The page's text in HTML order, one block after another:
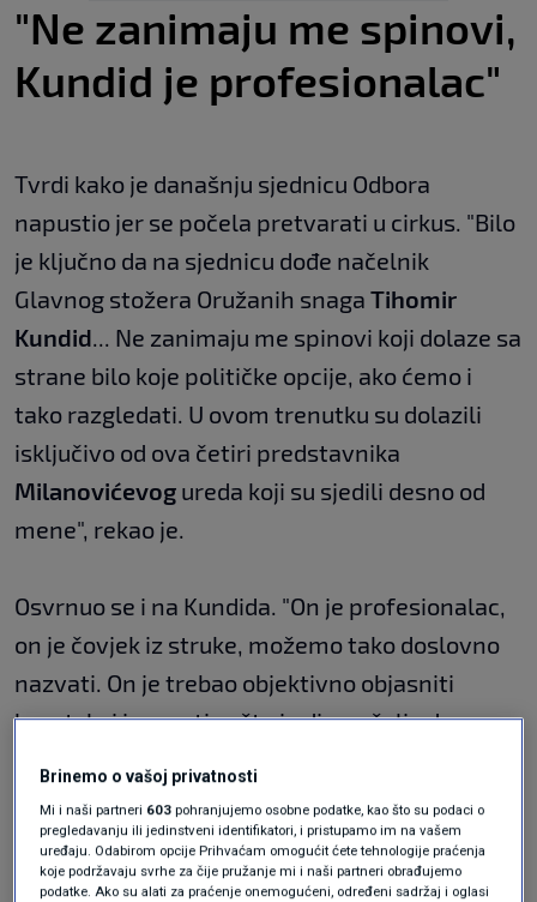
"Ne zanimaju me spinovi,
Kundid je profesionalac"
Tvrdi kako je današnju sjednicu Odbora
napustio jer se počela pretvarati u cirkus. "Bilo
je ključno da na sjednicu dođe načelnik
Glavnog stožera Oružanih snaga Tihomir
Kundid... Ne zanimaju me spinovi koji dolaze sa
strane bilo koje političke opcije, ako ćemo i
tako razgledati. U ovom trenutku su dolazili
isključivo od ova četiri predstavnika
Milanovićevog ureda koji su sjedili desno od
mene", rekao je.
Osvrnuo se i na Kundida. "On je profesionalac,
on je čovjek iz struke, možemo tako doslovno
nazvati. On je trebao objektivno objasniti
hrvatskoj javnosti zašto i gdje se šalju dva
pokazao kičmu, za razliku od nekih drugih
načelnika Glavnog stožera, i rekao je da će reći
ono što je i kako je", naveo je.
Brinemo o vašoj privatnosti
Mi i naši partneri 603 pohranjujemo osobne podatke, kao što su podaci o
pregledavanju ili jedinstveni identifikatori, i pristupamo im na vašem
uređaju. Odabirom opcije Prihvaćam omogućit ćete tehnologije praćenja
koje podržavaju svrhe za čije pružanje mi i naši partneri obrađujemo
podatke. Ako su alati za praćenje onemogućeni, određeni sadržaj i oglasi